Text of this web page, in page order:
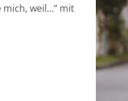
mich, weil…“ mit